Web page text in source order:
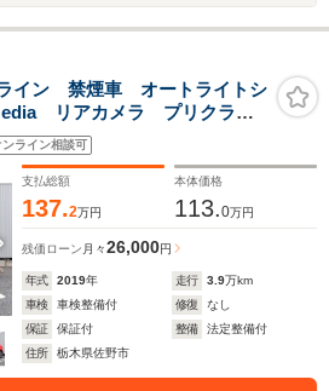
イン 禁煙車 オートライトシ
リアカメラ プリクラッ
ンライン相談可
支払総額
137.2万円
本体価格
113.0万円
残価ローン 月々26,000円
年式 2019年 走行 3.9万km
車検
車検整備付 修復
なし
保証
保証付 整備
法定整備付
住所
栃木県佐野市